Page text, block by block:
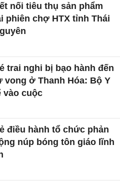
nối tiêu thụ sản phẩm
phiên chợ HTX tỉnh Thái
trai nghi bị bạo hành đến
vong ở Thanh Hóa: Bộ Y
vào cuộc
điều hành tổ chức phản
núp bóng tôn giáo lĩnh